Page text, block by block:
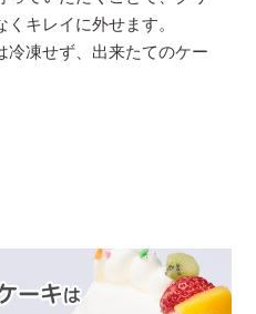
キレイに外せます。
凍せず、出来たてのケー